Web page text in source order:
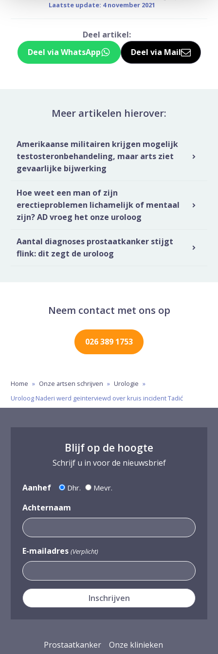
Laatste update: 4 november 2021
Deel artikel:
Deel via WhatsApp
Deel dit via Whatsapp
Deel via Mail
Delen via de
Meer artikelen hierover:
Amerikaanse militairen krijgen mogelijk
testosteronbehandeling, maar arts ziet
gevaarlijke bijwerking
Hoe weet een man of zijn
erectieproblemen lichamelijk of mentaal
zijn? AD vroeg het onze uroloog
Aantal diagnoses prostaatkanker stijgt
flink: dit zegt de uroloog
Neem contact met ons op
026 389 1753
Home » Onze artsen schrijven » Urologie »
Uroloog Naderi werd geïnterviewd over kruis incident Tadić
Blijf op de hoogte
Schrijf u in voor de nieuwsbrief
Aanhef Dhr. Mevr.
Achternaam
E-mailadres (Verplicht)
Prostaatkanker Onze klinieken